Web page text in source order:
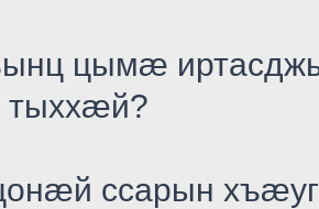
цымæ
тыххæй?
ссарын